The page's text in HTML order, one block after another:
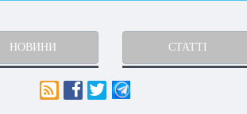
НОВИНИ СТАТТІ